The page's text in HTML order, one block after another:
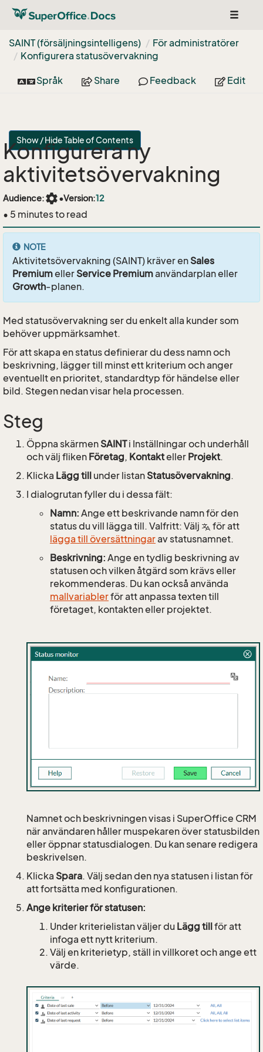
Toggle
SAINT (försäljningsintelligens)
För administratörer
Konfigurera statusövervakning
Språk Share Feedback Edit
Show / Hide Table of Contents
Konfigurera ny
aktivitetsövervakning
Audience:settings•Version:12
• 5 minutes to read
NOTE
Aktivitetsövervakning (SAINT) kräver enSales
PremiumellerService Premiumanvändarplan eller
Growth-planen.
Med statusövervakning ser du enkelt alla kunder som
behöver uppmärksamhet.
För att skapa en status definierar du dess namn och
beskrivning, lägger till minst ett kriterium och anger
eventuellt en prioritet, standardtyp för händelse eller
bild. Stegen nedan visar hela processen.
Steg
Öppna skärmen SAINTi Inställningar och underhåll
och välj fliken Företag, Kontakteller Projekt.
Klicka Lägg till under listan Statusövervakning.
I dialogrutan fyller du i dessa fält:
Namn: Ange ett beskrivande namn för den
status du vill lägga till. Valfritt: Välj
för att
lägga till översättningarav statusnamnet.
Beskrivning: Ange en tydlig beskrivning av
statusen och vilken åtgärd som krävs eller
rekommenderas. Du kan också använda
mallvariablerför att anpassa texten till
företaget, kontakten eller projektet.
Namnet och beskrivningen visas i SuperOffice CRM
när användaren håller muspekaren över statusbilden
eller öppnar statusdialogen. Du kan senare redigera
beskrivelsen.
Klicka Spara. Välj sedan den nya statusen i listan för
att fortsätta med konfigurationen.
Ange kriterier för statusen:
Under kriterielistan väljer du Lägg tillför att
infoga ett nytt kriterium.
Välj en kriterietyp, ställ in villkoret och ange ett
värde.